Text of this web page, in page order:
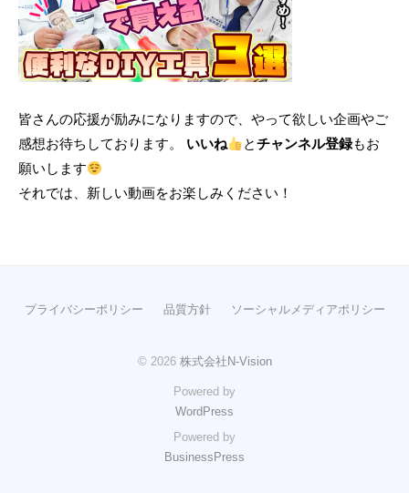
s
i
o
皆さんの応援が励みになりますので、やって欲しい企画やご
感想お待ちしております。 いいね とチャンネル登録もお
願いします
それでは、新しい動画をお楽しみください！
プライバシーポリシー 品質方針 ソーシャルメディアポリシー
© 2026 株式会社N-Vision
Powered by
WordPress
Powered by
BusinessPress